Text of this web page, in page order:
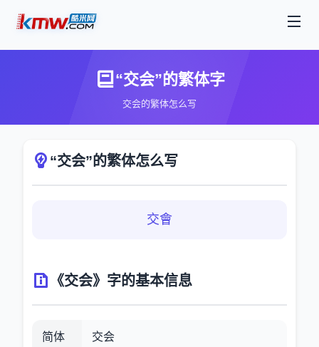
“交会”的繁体字
交会的繁体怎么写
“交会”的繁体怎么写
交會
《交会》字的基本信息
简体 交会